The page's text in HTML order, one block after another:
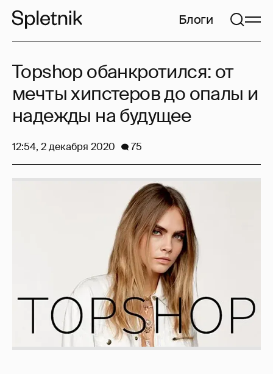
Блоги
Topshop обанкротился: от
мечты хипстеров до опалы и
надежды на будущее
12:54, 2 декабря 2020 75